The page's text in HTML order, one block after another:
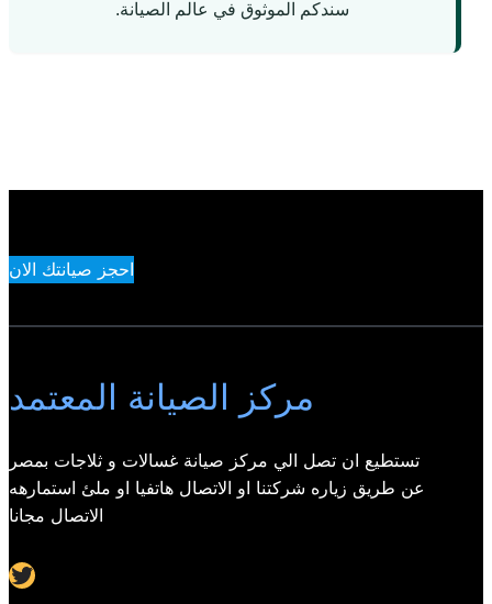
سندكم الموثوق في عالم الصيانة.
احجز صيانتك الان
مركز الصيانة المعتمد
تستطيع ان تصل الي مركز صيانة غسالات و ثلاجات بمصر
عن طريق زياره شركتنا او الاتصال هاتفيا او ملئ استمارهه
الاتصال مجانا
Twitter